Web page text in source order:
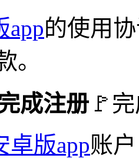
app的使用
。
成注册 🚩
卓版app账